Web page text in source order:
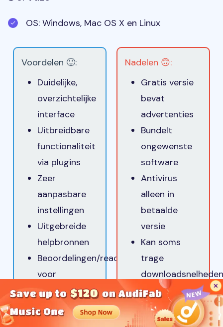
OS: Windows, Mac OS X en Linux
Voordelen 🙂:
Duidelijke,
overzichtelijke
interface
Uitbreidbare
functionaliteit
via plugins
Zeer
aanpasbare
instellingen
Uitgebreide
helpbronnen
Beoordelingen/reacties
voor
bestandsveiligheid
Nadelen 🙃:
Gratis versie
bevat
advertenties
Bundelt
ongewenste
software
Antivirus
alleen in
betaalde
versie
Kan soms
trage
hebben